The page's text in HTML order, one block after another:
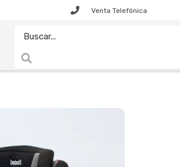
Venta Telefónica